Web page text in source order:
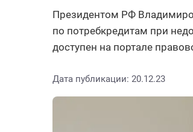
Президентом РФ
по потребкредитам при
доступен на портале
Дата публикации: 20.12.23